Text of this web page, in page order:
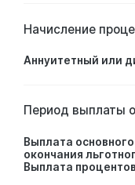
Начисление
Аннуитетный или
Период выплаты
Выплата
окончания
Выплата